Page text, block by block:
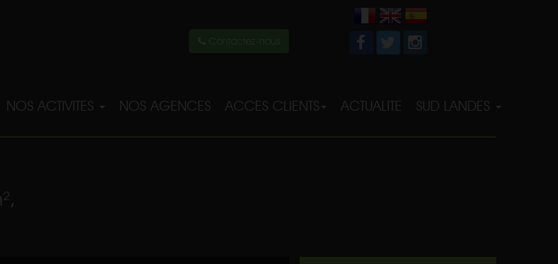
Contactez-nous
NOS ACTIVITES NOS AGENCES ACCES CLIENTS ACTUALITE SUD LANDES